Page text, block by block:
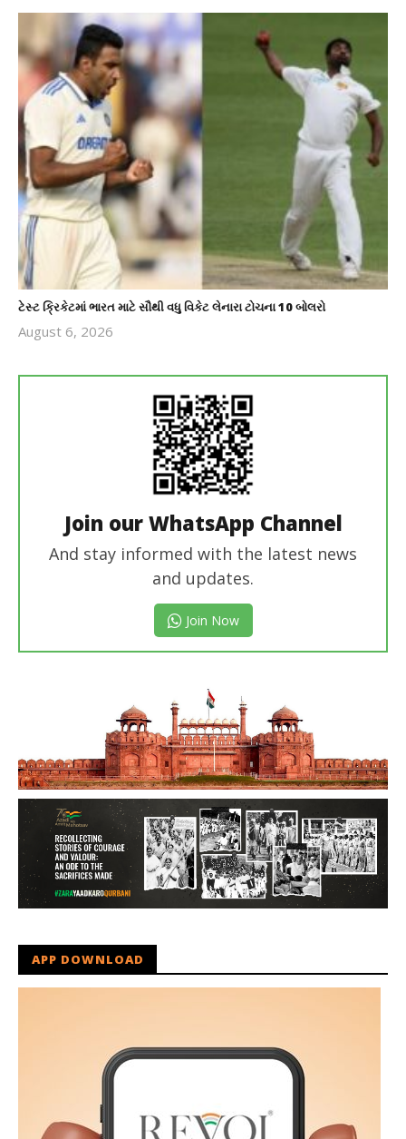
ટેસ્ટ ક્રિકેટમાં ભારત માટે સૌથી વધુ વિકેટ લેનારા ટોચના 10 બોલરો
August 6, 2026
Join our WhatsApp Channel
And stay informed with the latest news
and updates.
Join Now
APP DOWNLOAD